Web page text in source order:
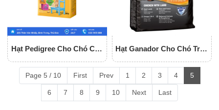
Hạt Pedigree Cho Chó Con
Hạt Ganador Cho Chó Trên
Page 5 / 10 First Prev 1 2 3 4 5
6 7 8 9 10 Next Last